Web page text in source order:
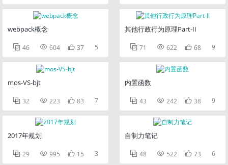
webpack概念
 46  604  37 5
mos-VS-bjt
 32  223  83 7
2017年规划
 29  995  15 3
其他行政行为原理Part-II
 71  622  68 9
内置函数
 43  242  38 9
自制力笔记
 48  522  73 6